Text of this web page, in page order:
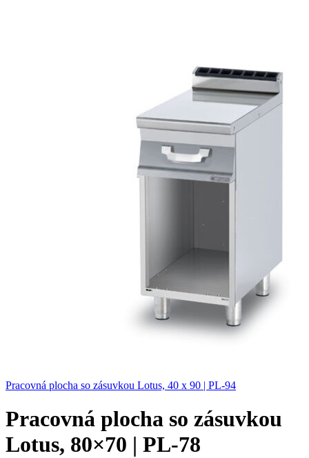
Pracovná plocha so zásuvkou Lotus, 40 x 90 | PL-94
Pracovná plocha so zásuvkou
Lotus, 80×70 | PL-78